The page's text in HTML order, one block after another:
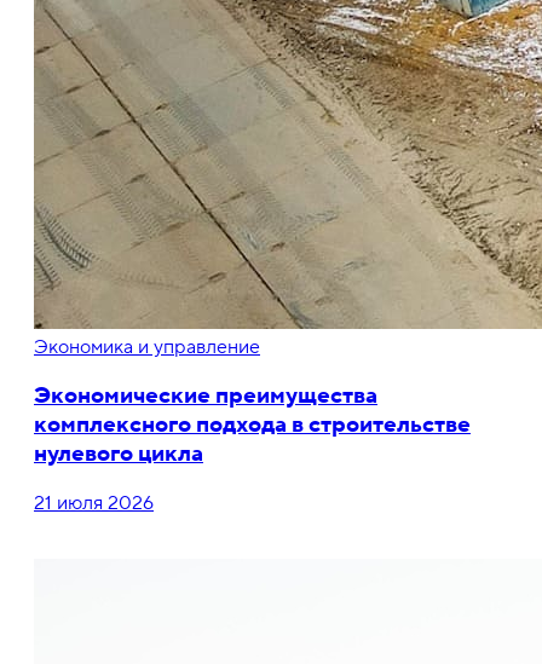
Экономика и управление
Экономические преимущества
комплексного подхода в строительстве
нулевого цикла
21 июля 2026